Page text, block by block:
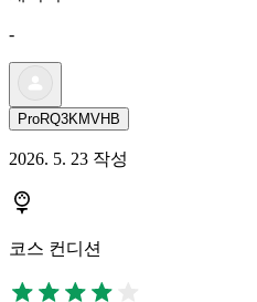
-
ProRQ3KMVHB
2026. 5. 23 작성
코스 컨디션